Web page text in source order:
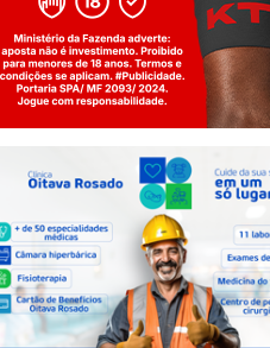
Jogue com responsabilidade. 18+